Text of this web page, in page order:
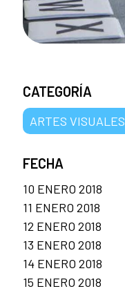
CATEGORÍA
ARTES VISUALES
FECHA
10 ENERO 2018
11 ENERO 2018
12 ENERO 2018
13 ENERO 2018
14 ENERO 2018
15 ENERO 2018